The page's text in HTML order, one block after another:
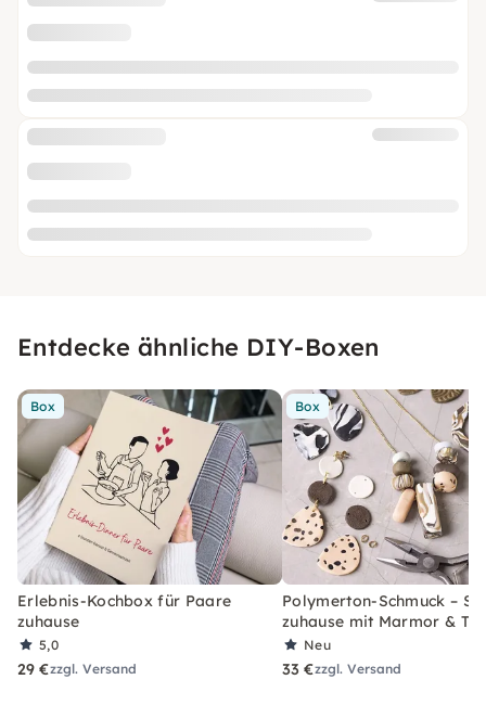
Entdecke ähnliche DIY-Boxen
Box
Erlebnis-Kochbox für Paare
zuhause
5,0
29 €zzgl. Versand
Box
Polymerton-Schmuck –
zuhause mit Marmor &
Neu
33 €zzgl. Versand